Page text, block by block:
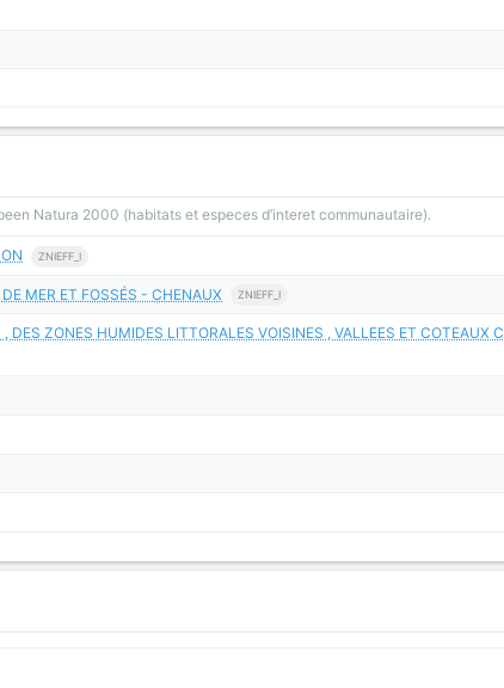
Natura 2000 (habitats et especes d’interet communautaire).
ZNIEFF_I
MER ET FOSSÉS - CHENAUX ZNIEFF_I
DES ZONES HUMIDES LITTORALES VOISINES , VALLEES ET COTEAUX